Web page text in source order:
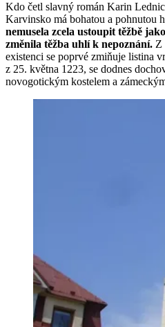
Kdo četl slavný román Karin
Karvinsko má bohatou a pohnutou
nemusela zcela ustoupit těžbě
změnila těžba uhlí k nepoznání. Z
existenci se poprvé zmiňuje listina
z 25. května 1223, se dodnes
novogotickým kostelem a